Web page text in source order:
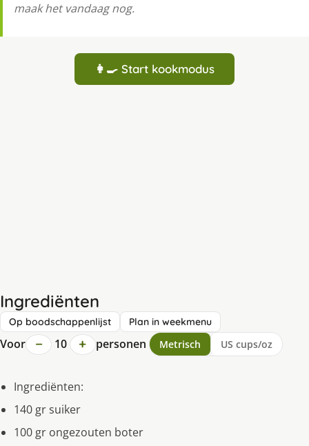
maak het vandaag nog.
👩‍🍳 Start kookmodus
Ingrediënten
Op boodschappenlijst Plan in weekmenu
Voor − 10 + personen Metrisch US cups/oz
Ingrediënten:
140 gr suiker
100 gr ongezouten boter